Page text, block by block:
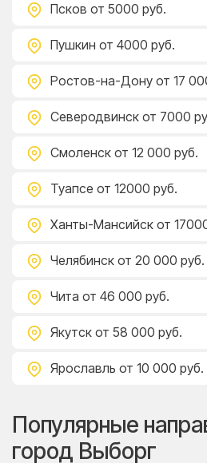
Псков от 5000 руб.
Пушкин от 4000 руб.
Ростов-на-Дону от 17
Северодвинск от 7000
Смоленск от 12 000 руб.
Туапсе от 12000 руб.
Ханты-Мансийск от
Челябинск от 20 000 руб.
Чита от 46 000 руб.
Якутск от 58 000 руб.
Ярославль от 10 000 руб.
Популярные
город Выборг